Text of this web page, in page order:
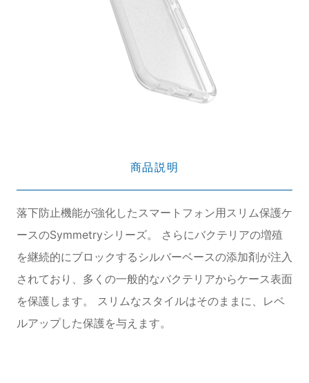
商品説明
落下防止機能が強化したスマートフォン用スリム保護ケ
ースのSymmetryシリーズ。 さらにバクテリアの増殖
を継続的にブロックするシルバーベースの添加剤が注入
されており、多くの一般的なバクテリアからケース表面
を保護します。 スリムなスタイルはそのままに、レベ
ルアップした保護を与えます。